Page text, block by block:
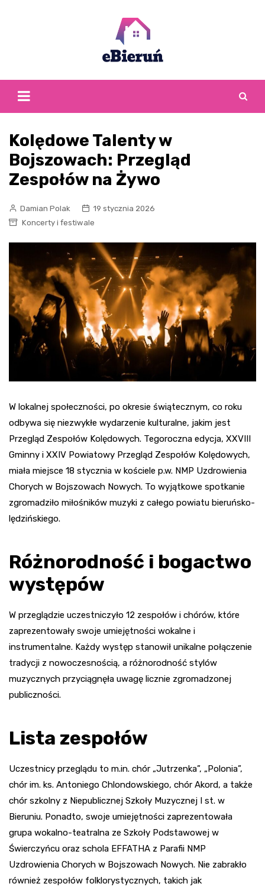
Kolędowe Talenty w
Bojszowach: Przegląd
Zespołów na Żywo
Damian Polak
19 stycznia 2026
Koncerty i festiwale
W lokalnej społeczności, po okresie świątecznym, co roku
odbywa się niezwykłe wydarzenie kulturalne, jakim jest
Przegląd Zespołów Kolędowych. Tegoroczna edycja, XXVIII
Gminny i XXIV Powiatowy Przegląd Zespołów Kolędowych,
miała miejsce 18 stycznia w kościele p.w. NMP Uzdrowienia
Chorych w Bojszowach Nowych. To wyjątkowe spotkanie
zgromadziło miłośników muzyki z całego powiatu bieruńsko-
lędzińskiego.
Różnorodność i bogactwo
występów
W przeglądzie uczestniczyło 12 zespołów i chórów, które
zaprezentowały swoje umiejętności wokalne i
instrumentalne. Każdy występ stanowił unikalne połączenie
tradycji z nowoczesnością, a różnorodność stylów
muzycznych przyciągnęła uwagę licznie zgromadzonej
publiczności.
Lista zespołów
Uczestnicy przeglądu to m.in. chór „Jutrzenka”, „Polonia”,
chór im. ks. Antoniego Chlondowskiego, chór Akord, a także
chór szkolny z Niepublicznej Szkoły Muzycznej I st. w
Bieruniu. Ponadto, swoje umiejętności zaprezentowała
grupa wokalno-teatralna ze Szkoły Podstawowej w
Świerczyńcu oraz schola EFFATHA z Parafii NMP
Uzdrowienia Chorych w Bojszowach Nowych. Nie zabrakło
również zespołów folklorystycznych, takich jak